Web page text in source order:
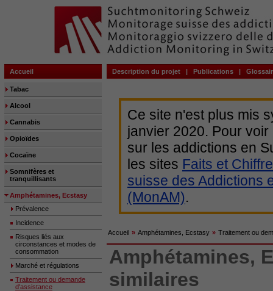
Accueil Description du projet | Publications |
Tabac
Alcool
Cannabis
Opioïdes
Cocaïne
Somnifères et
tranquillisants
Amphétamines, Ecstasy
Prévalence
Incidence
Risques liés aux
circonstances et modes de
consommation
Marché et régulations
Traitement ou demande
d'assistance
Ce site n'est plus mis
janvier 2020. Pour
sur les addictions en
les sites Faits et
suisse des Addictions
(MonAM).
Accueil » Amphétamines, Ecstasy » Traitement ou
Amphétamines,
similaires